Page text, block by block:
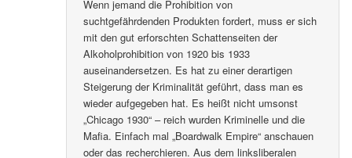
Wenn jemand die Prohibition von
suchtgefährdenden Produkten fordert, muss er sich
mit den gut erforschten Schattenseiten der
Alkoholprohibition von 1920 bis 1933
auseinandersetzen. Es hat zu einer derartigen
Steigerung der Kriminalität geführt, dass man es
wieder aufgegeben hat. Es heißt nicht umsonst
„Chicago 1930“ – reich wurden Kriminelle und die
Mafia. Einfach mal „Boardwalk Empire“ anschauen
oder das recherchieren. Aus dem linksliberalen